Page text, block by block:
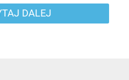
DALEJ